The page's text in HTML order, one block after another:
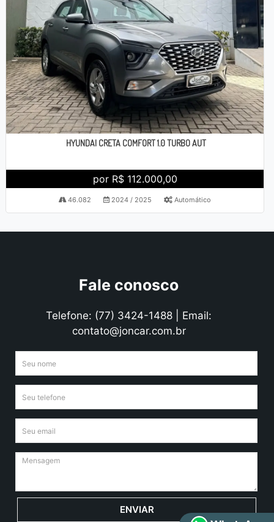
HYUNDAI CRETA COMFORT 1.0 TURBO AUT
por R$ 112.000,00
46.082 2024 / 2025 Automático
Fale conosco
Telefone: (77) 3424-1488 | Email:
contato@joncar.com.br
ENVIAR